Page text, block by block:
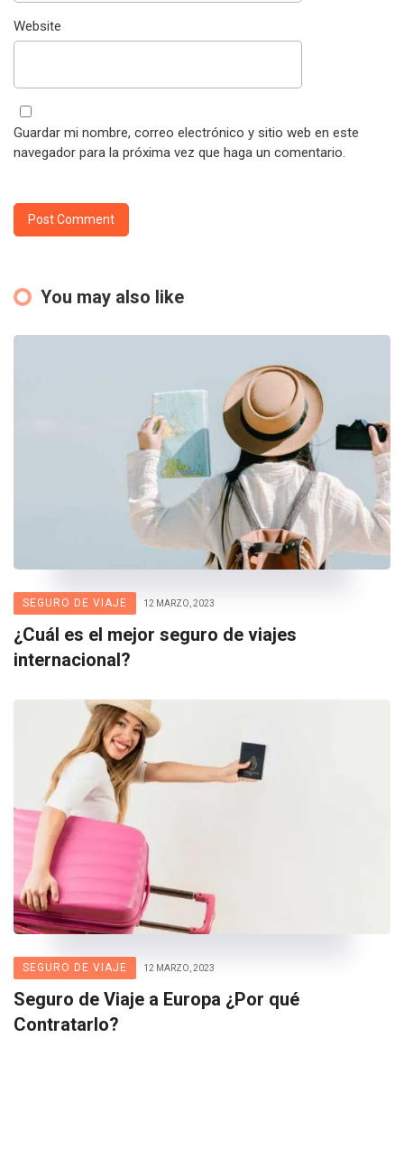
Website
Guardar mi nombre, correo electrónico y sitio web en este
navegador para la próxima vez que haga un comentario.
You may also like
SEGURO DE VIAJE 12 MARZO, 2023
¿Cuál es el mejor seguro de viajes
internacional?
SEGURO DE VIAJE 12 MARZO, 2023
Seguro de Viaje a Europa ¿Por qué
Contratarlo?